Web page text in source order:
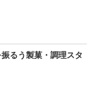
るう製菓・調理スタ